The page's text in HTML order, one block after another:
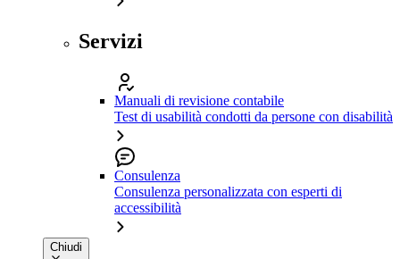
Servizi
Manuali di revisione contabile
Test di usabilità condotti da persone con disabilità
Consulenza
Consulenza personalizzata con esperti di
accessibilità
Chiudi